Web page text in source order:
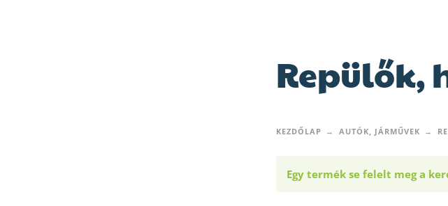
Repülők,
KEZDŐLAP AUTÓK, JÁRMŰVEK
Egy termék se felelt meg a